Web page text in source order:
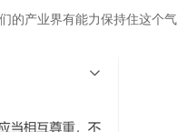
的产业界有能力保持住这个气